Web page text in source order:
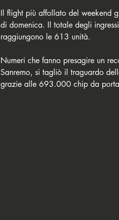
Il flight più affollato del weekend
di domenica. Il totale degli
raggiungono le 613 unità.
Numeri che fanno presagire un
Sanremo, si tagliò il traguardo
grazie alle 693.000 chip da